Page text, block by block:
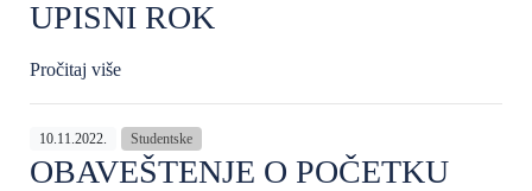
UPISNI ROK
Pročitaj više
10.11.2022. Studentske
OBAVEŠTENJE O POČETKU